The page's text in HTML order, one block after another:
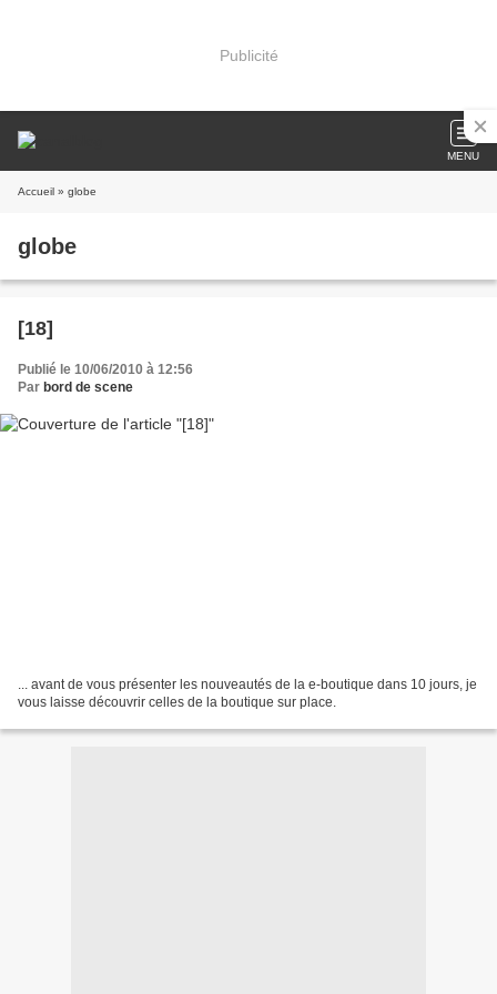
Publicité
MENU
Accueil » globe
globe
[18]
Publié le 10/06/2010 à 12:56
Par bord de scene
... avant de vous présenter les nouveautés de la e-boutique dans 10 jours, je
vous laisse découvrir celles de la boutique sur place.